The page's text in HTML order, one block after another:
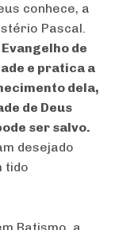
conhece, a
Pascal.
de
e pratica a
dela,
de Deus
ser salvo.
desejado
tido